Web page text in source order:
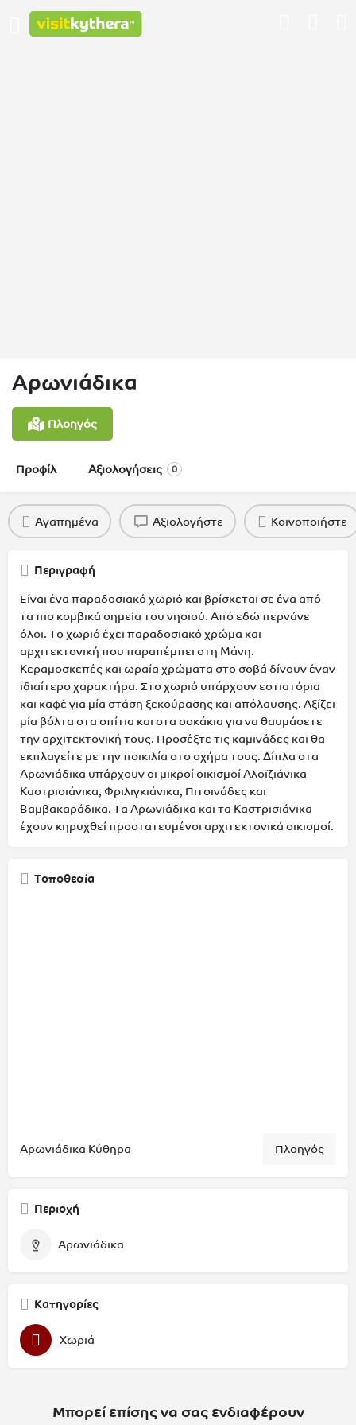
Αρωνιάδικα
Πλοηγός
Προφίλ Αξιολογήσεις 0
Αγαπημένα Αξιολογήστε Κοινοποιήστε
Περιγραφή
Είναι ένα παραδοσιακό χωριό και βρίσκεται σε ένα από
τα πιο κομβικά σημεία του νησιού. Από εδώ περνάνε
όλοι. Το χωριό έχει παραδοσιακό χρώμα και
αρχιτεκτονική που παραπέμπει στη Μάνη.
Κεραμοσκεπές και ωραία χρώματα στο σοβά δίνουν έναν
ιδιαίτερο χαρακτήρα. Στο χωριό υπάρχουν εστιατόρια
και καφέ για μία στάση ξεκούρασης και απόλαυσης. Αξίζει
μία βόλτα στα σπίτια και στα σοκάκια για να θαυμάσετε
την αρχιτεκτονική τους. Προσέξτε τις καμινάδες και θα
εκπλαγείτε με την ποικιλία στο σχήμα τους. Δίπλα στα
Αρωνιάδικα υπάρχουν οι μικροί οικισμοί Αλοϊζιάνικα
Καστρισιάνικα, Φριλιγκιάνικα, Πιτσινάδες και
Βαμβακαράδικα. Τα Αρωνιάδικα και τα Καστρισιάνικα
έχουν κηρυχθεί προστατευμένοι αρχιτεκτονικά οικισμοί.
Τοποθεσία
Αρωνιάδικα Κύθηρα Πλοηγός
Περιοχή
Αρωνιάδικα
Κατηγορίες
Χωριά
Μπορεί επίσης να σας ενδιαφέρουν